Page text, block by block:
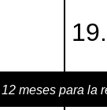
19.
meses para